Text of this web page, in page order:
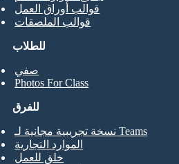
للطلاب
صفي
Photos For Class
قوالب أوراق العمل
قوالب الملصقات
للفرق
نسخة تجريبية مجانية لـ Teams
الموارد التجارية
خلق للعمل